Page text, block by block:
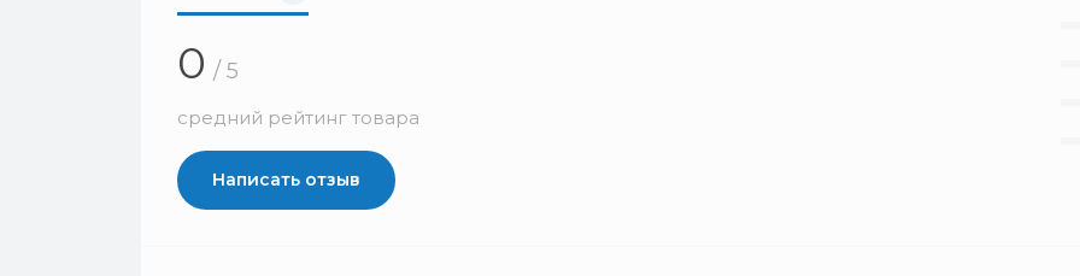
0 / 5
средний рейтинг товара
Написать отзыв